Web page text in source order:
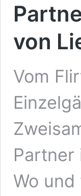
von
Vom
Wo